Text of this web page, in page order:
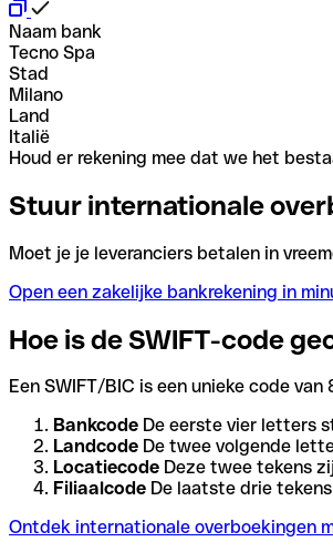
Naam bank
Tecno Spa
Stad
Milano
Land
Italië
Houd er rekening mee dat we het
Stuur internationale
Moet je je leveranciers betalen in
Open een zakelijke bankrekening in
Hoe is de SWIFT-code
Een SWIFT/BIC is een unieke code
Bankcode De eerste vier letters
Landcode De twee volgende
Locatiecode Deze twee tekens
Filiaalcode De laatste drie
Ontdek internationale overboekingen